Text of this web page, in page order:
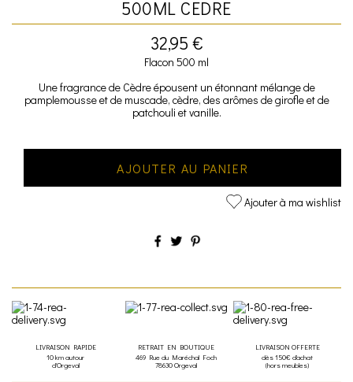
500ML CEDRE
32,95 €
Flacon 500 ml
Une fragrance de Cèdre épousent un étonnant mélange de
pamplemousse et de muscade, cèdre, des arômes de girofle et de
patchouli et vanille.
AJOUTER AU PANIER
Ajouter à ma wishlist
LIVRAISON RAPIDE
10 km autour
d'Orgeval
RETRAIT EN BOUTIQUE
469 Rue du Maréchal Foch
78630 Orgeval
LIVRAISON OFFERTE
dès 150€ d'achat
(hors meubles)